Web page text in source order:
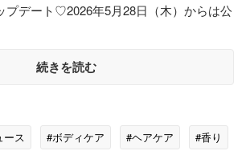
プデート♡2026年5月28日（木）からは公
続きを読む
ス #ボディケア #ヘアケア
#香り